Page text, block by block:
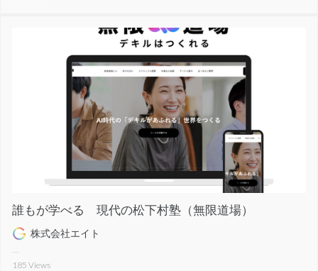
誰もが学べる 現代の松下村塾（無限道場）
株式会社エイト
185 Views